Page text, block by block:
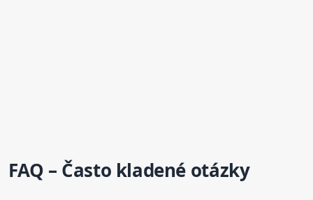
FAQ – Často kladené otázky